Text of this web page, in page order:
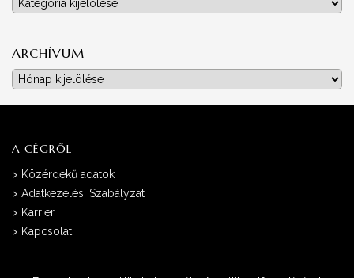
ARCHÍVUM
Archívum
A CÉGRŐL
> Közérdekű adatok
> Adatkezelési Szabályzat
> Karrier
> Kapcsolat